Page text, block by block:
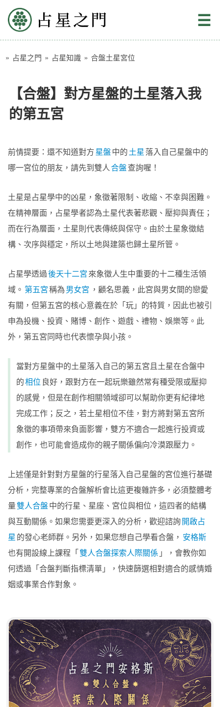
占星之門 ☰
» 占星之門 » 占星知識 » 合盤土星宮位
【合盤】對方星盤的土星落入我
的第五宮
前情提要：還不知道對方星盤中的土星 落入自己星盤中的
哪一宮位的朋友，請先到雙人合盤查詢喔！
土星是占星學中的凶星，象徵著限制、收縮、不幸與困難。
在精神層面，占星學者認為土星代表著悲觀、壓抑與責任；
而在行為層面，土星則代表傳統與保守。由於土星象徵結
構、次序與穩定，所以土地與建築也歸土星所管。
占星學透過後天十二宮來象徵人生中重要的十二種生活領
域。 第五宮稱為男女宮 ，顧名思義，此宮與男女間的戀愛
有關，但第五宮的核心意義在於「玩」的特質，因此也被引
申為投機、投資、賭博、創作、遊戲、禮物、娛樂等。此
外，第五宮同時也代表懷孕與小孩。
當對方星盤中的土星落入自己的第五宮且土星在合盤中
的相位 良好，跟對方在一起玩樂雖然常有種受限或壓抑
的感覺，但是在創作相關領域卻可以幫助你更有紀律地
完成工作；反之，若土星相位不佳，對方將對第五宮所
象徵的事項帶來負面影響，雙方不適合一起進行投資或
創作，也可能會造成你的親子關係偏向冷漠跟壓力。
上述僅是針對對方星盤的行星落入自己星盤的宮位進行基礎
分析，完整專業的合盤解析會比這更複雜許多，必須整體考
量雙人合盤中的行星、星座、宮位與相位，這四者的結構
與互動關係。如果您需要更深入的分析，歡迎諮詢開啟占
星 的發心老師群。另外，如果您想自己學看合盤， 安格斯
也有開設線上課程「雙人合盤探索人際關係 」，會教你如
何透過「合盤判斷指標清單」，快速篩選相對適合的感情婚
姻或事業合作對象。